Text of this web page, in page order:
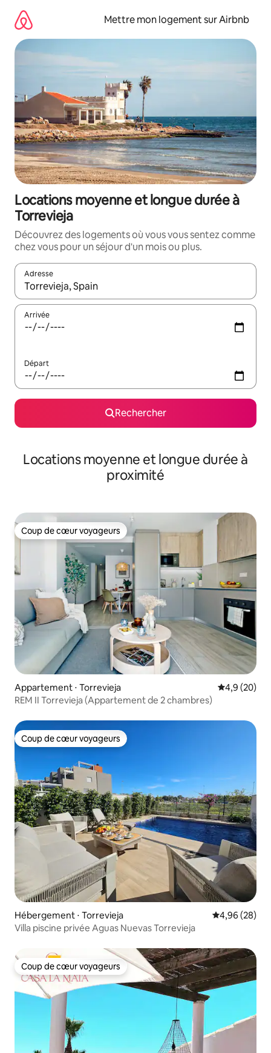
directement
contenu
Mettre mon logement sur Airbnb
Locations moyenne et longue durée à
Torrevieja
Découvrez des logements où vous vous sentez comme
chez vous pour un séjour d'un mois ou plus.
Adresse
Lorsque les résultats s'affichent, utilisez les flèches vers le
Arrivée
Départ
Rechercher
Locations moyenne et longue durée à
proximité
Coup de cœur voyageurs
Coup de cœur voyageurs
Appartement ⋅ Torrevieja Évaluation
4,9 (20)
REM II Torrevieja (Appartement de 2 chambres)
Coup de cœur voyageurs
Coup de cœur voyageurs
Hébergement ⋅ Torrevieja Évaluation
4,96 (28)
Villa piscine privée Aguas Nuevas Torrevieja
Coup de cœur voyageurs
Coup de cœur voyageurs